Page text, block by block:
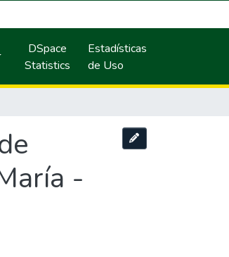
DSpace
Statistics
Estadísticas
de Uso
-